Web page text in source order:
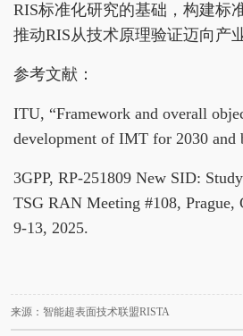
RIS标准化研究的基础，构建标
推动RIS从技术原理验证迈向产
参考文献：
ITU, “Framework and overall
development ​of IMT for 2030 and
3GPP, RP-251809 New SID:
TSG RAN Meeting #108, Prague,
9-13, 2025.
来源：智能超表面技术联盟RISTA